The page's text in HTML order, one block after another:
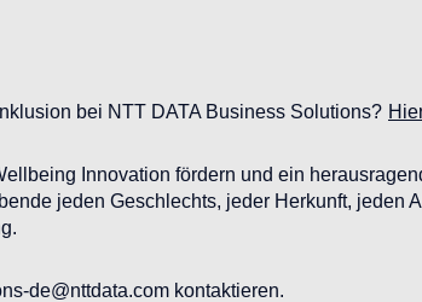
bei NTT DATA Business Solutions?
Innovation fördern und ein
jeden Geschlechts, jeder Herkunft, jeden
de@nttdata.com kontaktieren.